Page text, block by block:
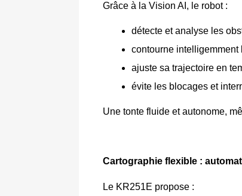
Grâce à la Vision AI, le robot :
détecte et analyse les
contourne intelligemment
ajuste sa trajectoire en
évite les blocages et
Une tonte fluide et autonome,
Cartographie flexible :
Le KR251E propose :